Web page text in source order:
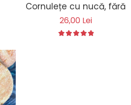
Cornulețe cu nucă, fără
26,00 Lei